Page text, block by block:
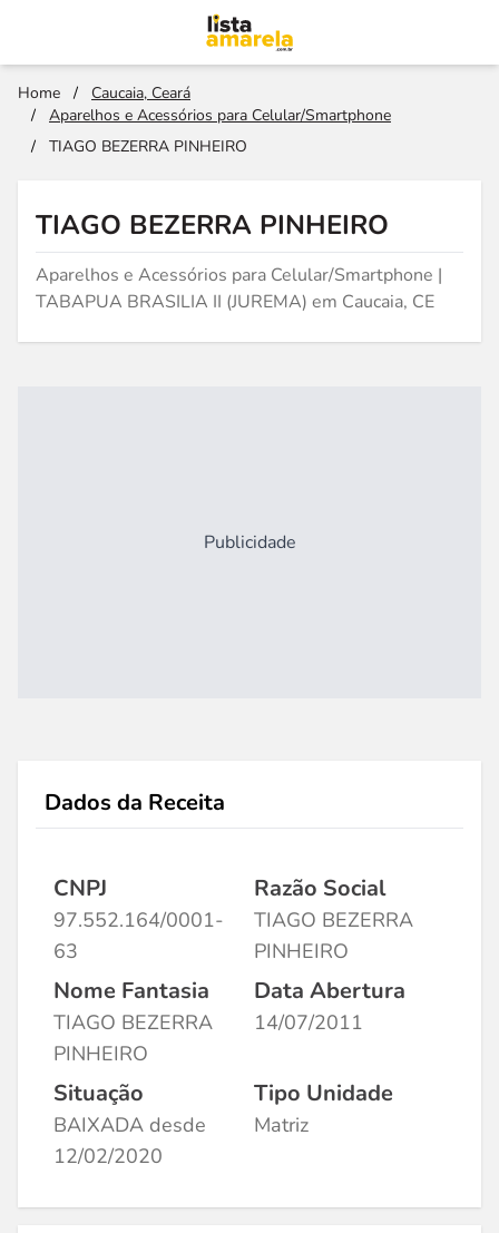
Home /
Caucaia, Ceará
/
Aparelhos e Acessórios para Celular/Smartphone
/
TIAGO BEZERRA PINHEIRO
TIAGO BEZERRA PINHEIRO
Aparelhos e Acessórios para Celular/Smartphone |
TABAPUA BRASILIA II (JUREMA) em Caucaia, CE
Publicidade
Dados da Receita
CNPJ
97.552.164/0001-
63
Razão Social
TIAGO BEZERRA
PINHEIRO
Nome Fantasia
TIAGO BEZERRA
PINHEIRO
Data Abertura
14/07/2011
Situação
BAIXADA desde
12/02/2020
Tipo Unidade
Matriz